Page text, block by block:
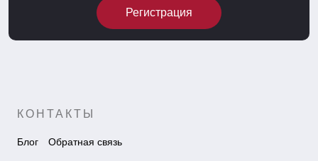
Регистрация
КОНТАКТЫ
Блог Обратная связь